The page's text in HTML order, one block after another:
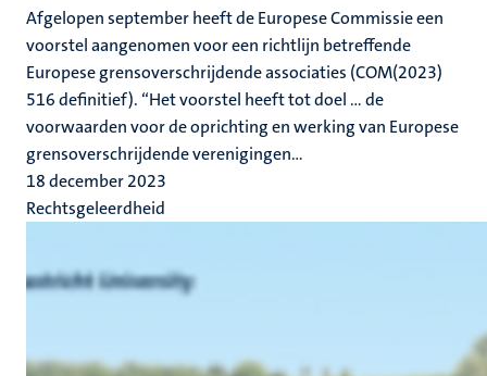
Afgelopen september heeft de Europese Commissie een
voorstel aangenomen voor een richtlijn betreffende
Europese grensoverschrijdende associaties (COM(2023)
516 definitief). “Het voorstel heeft tot doel … de
voorwaarden voor de oprichting en werking van Europese
grensoverschrijdende verenigingen...
18 december 2023
Rechtsgeleerdheid